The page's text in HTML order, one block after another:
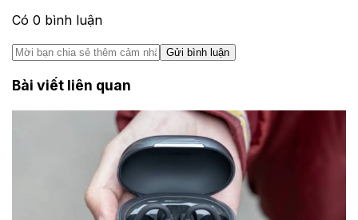
Có 0 bình luận
Gửi bình luận
Bài viết liên quan